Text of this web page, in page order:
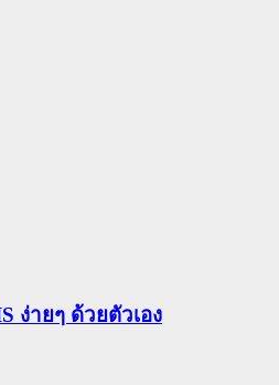
ง่ายๆ ด้วยตัวเอง